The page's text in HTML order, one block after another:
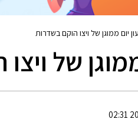
יום ממוגן של ויצו הוקם בשדרות
של